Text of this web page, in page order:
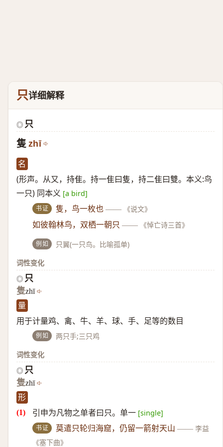
只详细解释
◎ 只
隻 zhī
名
(形声。从又，持隹。持一隹曰隻，持二隹曰雙。本义:鸟
一只) 同本义 [a bird]
书证 隻，鸟一枚也 —— 《说文》
如彼翰林鸟，双栖一朝只 —— 《悼亡诗三首》
例如
只翼(一只鸟。比喻孤单)
词性变化
◎ 只
隻zhī
量
用于计量鸡、禽、牛、羊、球、手、足等的数目
例如
两只手;三只鸡
词性变化
◎ 只
隻zhī
形
引申为凡物之单者曰只。单一 [single]
书证 莫遣只轮归海窟，仍留一箭射天山 —— 李益
《塞下曲》